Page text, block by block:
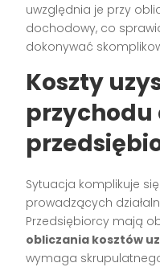
uwzględnia je przy
dochodowy, co
dokonywać
Koszty
przychodu
Sytuacja komplikuje
prowadzących
Przedsiębiorcy mają
obliczania kosztów
wymaga